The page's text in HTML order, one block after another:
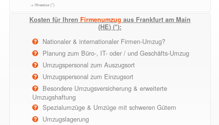
→ Hinweise (*)
Kosten für Ihren Firmenumzug aus Frankfurt am Main
(HE) (*):
Nationaler & internationaler Firmen-Umzug?
Planung zum Büro-, IT- oder / und Geschäfts-Umzug
Umzugspersonal zum Auszugsort
Umzugspersonal zum Einzugsort
Besondere Umzugsversicherung & erweiterte
Umzugshaftung
Spezialumzüge & Umzüge mit schweren Gütern
Umzugslagerung